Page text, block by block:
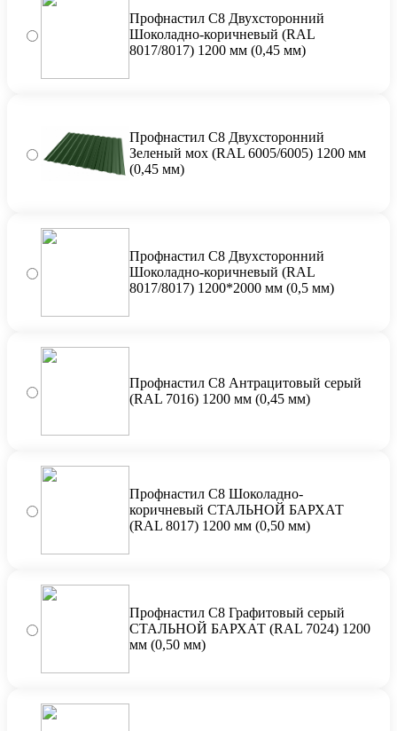
Профнастил С8 Двухсторонний
Шоколадно-коричневый (RAL
8017/8017) 1200 мм (0,45 мм)
Профнастил С8 Двухсторонний
Зеленый мох (RAL 6005/6005) 1200 мм
(0,45 мм)
Профнастил С8 Двухсторонний
Шоколадно-коричневый (RAL
8017/8017) 1200*2000 мм (0,5 мм)
Профнастил С8 Антрацитовый серый
(RAL 7016) 1200 мм (0,45 мм)
Профнастил С8 Шоколадно-
коричневый СТАЛЬНОЙ БАРХАТ
(RAL 8017) 1200 мм (0,50 мм)
Профнастил С8 Графитовый серый
СТАЛЬНОЙ БАРХАТ (RAL 7024) 1200
мм (0,50 мм)